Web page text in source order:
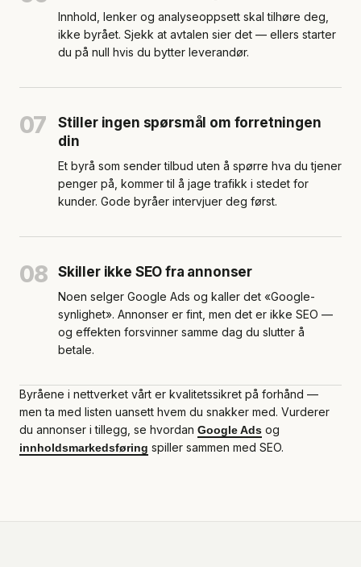
Innhold, lenker og analyseoppsett skal tilhøre deg,
ikke byrået. Sjekk at avtalen sier det — ellers starter
du på null hvis du bytter leverandør.
07
Stiller ingen spørsmål om forretningen
din
Et byrå som sender tilbud uten å spørre hva du tjener
penger på, kommer til å jage trafikk i stedet for
kunder. Gode byråer intervjuer deg først.
08 Skiller ikke SEO fra annonser
Noen selger Google Ads og kaller det «Google-
synlighet». Annonser er fint, men det er ikke SEO —
og effekten forsvinner samme dag du slutter å
betale.
Byråene i nettverket vårt er kvalitetssikret på forhånd —
men ta med listen uansett hvem du snakker med. Vurderer
du annonser i tillegg, se hvordan Google Ads og
innholdsmarkedsføring spiller sammen med SEO.